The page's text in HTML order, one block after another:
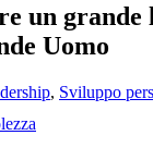
un grande
Uomo
, Sviluppo